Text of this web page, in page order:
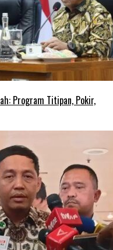
Program Titipan, Pokir,